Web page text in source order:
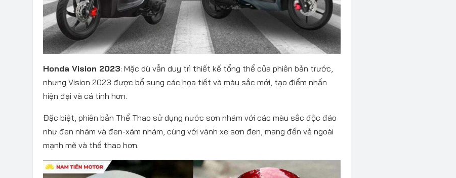
Honda Vision 2023: Mặc dù vẫn duy trì thiết kế tổng thể của phiên bản trước,
nhưng Vision 2023 được bổ sung các họa tiết và màu sắc mới, tạo điểm nhấn
hiện đại và cá tính hơn.
Đặc biệt, phiên bản Thể Thao sử dụng nước sơn nhám với các màu sắc độc đáo
như đen nhám và đen-xám nhám, cùng với vành xe sơn đen, mang đến vẻ ngoài
mạnh mẽ và thể thao hơn.